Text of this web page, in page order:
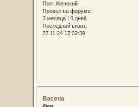
Пол: Женский
Провел на форуме:
3 месяца 10 дней
Последний визит:
27.11.24 17:32:39
Васена